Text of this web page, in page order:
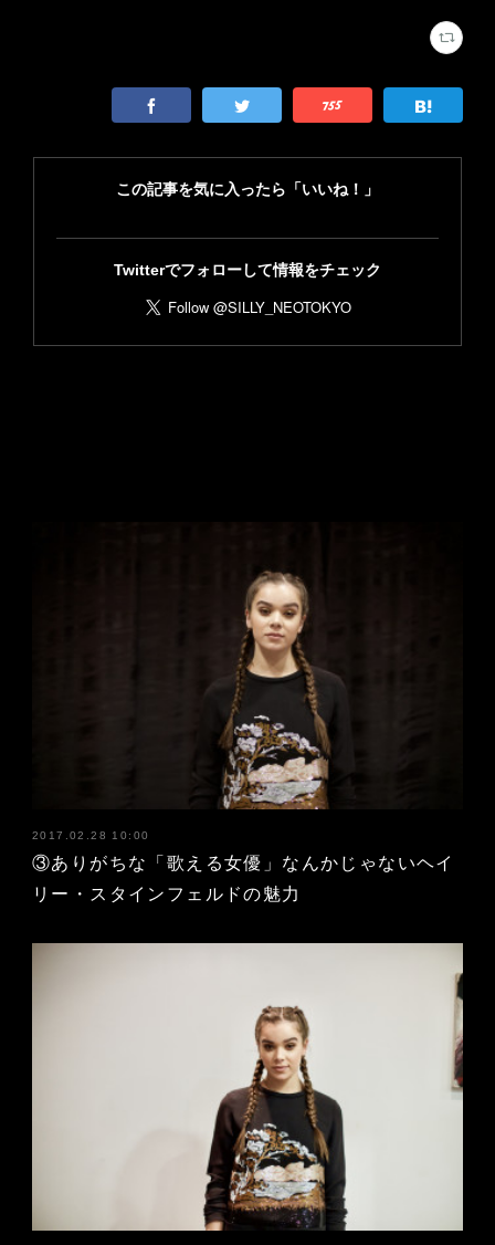
2017.02.28 10:00
③ありがちな「歌える女優」なんかじゃないヘイ
リー・スタインフェルドの魅力